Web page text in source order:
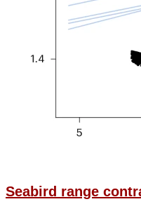
Seabird range